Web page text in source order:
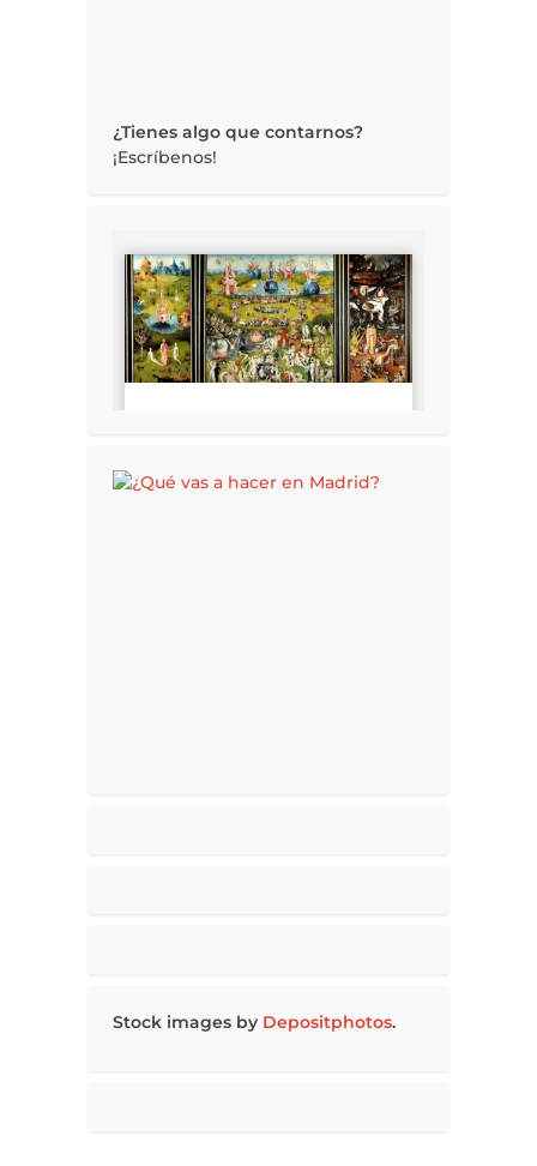
¿Tienes algo que contarnos?
¡Escríbenos!
Stock images by Depositphotos.